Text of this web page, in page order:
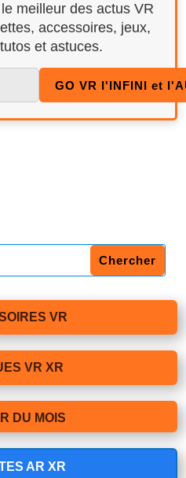
meilleur des actus VR
accessoires, jeux,
et astuces.
VR
VR XR
DU MOIS
AR XR